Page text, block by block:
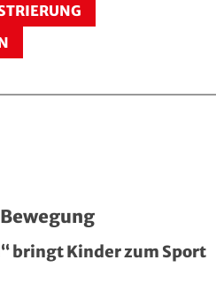
bringt Kinder zum Sport